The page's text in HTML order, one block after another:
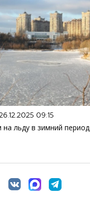
09:15
льду в зимний период